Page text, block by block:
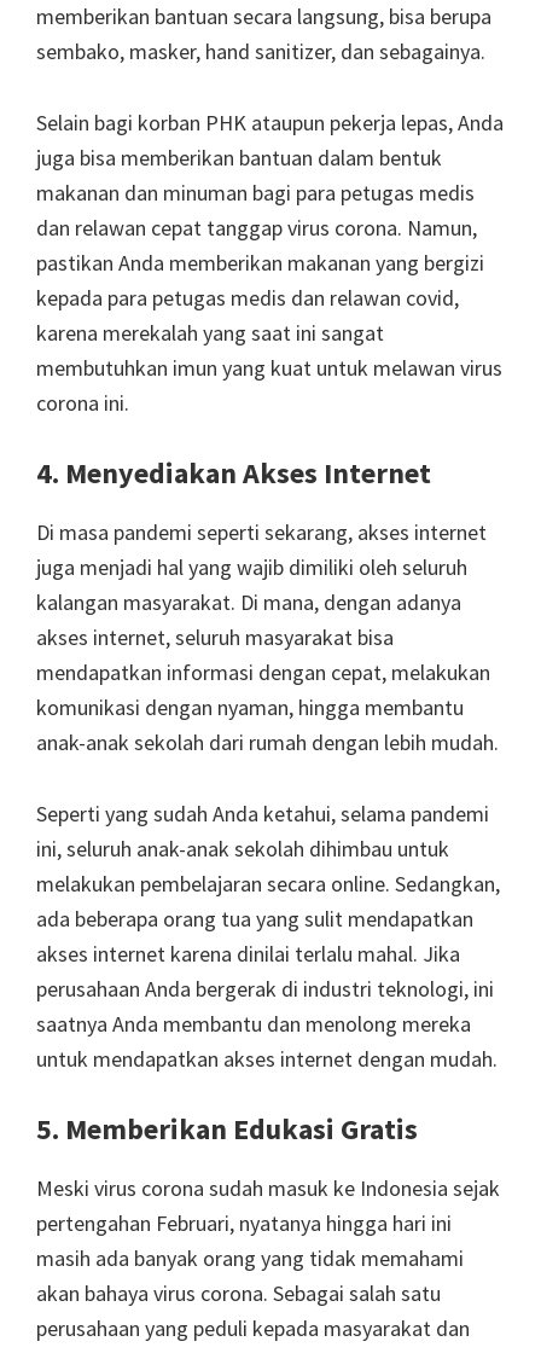
memberikan bantuan secara langsung, bisa berupa
sembako, masker, hand sanitizer, dan sebagainya.
Selain bagi korban PHK ataupun pekerja lepas, Anda
juga bisa memberikan bantuan dalam bentuk
makanan dan minuman bagi para petugas medis
dan relawan cepat tanggap virus corona. Namun,
pastikan Anda memberikan makanan yang bergizi
kepada para petugas medis dan relawan covid,
karena merekalah yang saat ini sangat
membutuhkan imun yang kuat untuk melawan virus
corona ini.
4. Menyediakan Akses Internet
Di masa pandemi seperti sekarang, akses internet
juga menjadi hal yang wajib dimiliki oleh seluruh
kalangan masyarakat. Di mana, dengan adanya
akses internet, seluruh masyarakat bisa
mendapatkan informasi dengan cepat, melakukan
komunikasi dengan nyaman, hingga membantu
anak-anak sekolah dari rumah dengan lebih mudah.
Seperti yang sudah Anda ketahui, selama pandemi
ini, seluruh anak-anak sekolah dihimbau untuk
melakukan pembelajaran secara online. Sedangkan,
ada beberapa orang tua yang sulit mendapatkan
akses internet karena dinilai terlalu mahal. Jika
perusahaan Anda bergerak di industri teknologi, ini
saatnya Anda membantu dan menolong mereka
untuk mendapatkan akses internet dengan mudah.
5. Memberikan Edukasi Gratis
Meski virus corona sudah masuk ke Indonesia sejak
pertengahan Februari, nyatanya hingga hari ini
masih ada banyak orang yang tidak memahami
akan bahaya virus corona. Sebagai salah satu
perusahaan yang peduli kepada masyarakat dan